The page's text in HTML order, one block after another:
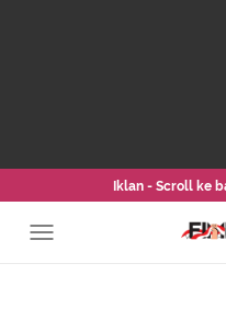
Iklan - Scroll ke